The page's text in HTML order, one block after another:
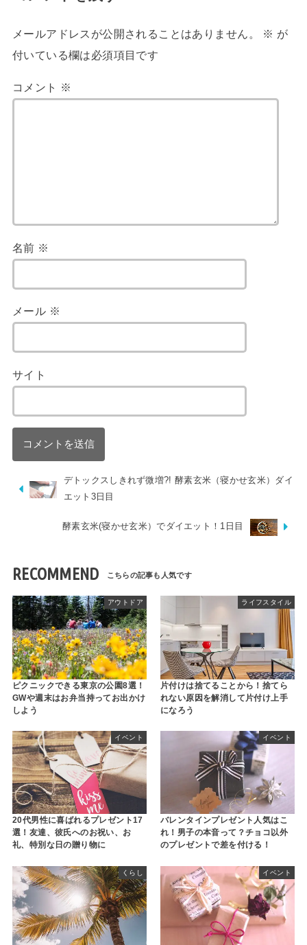
メールアドレスが公開されることはありません。 ※ が
付いている欄は必須項目です
コメント ※
名前 ※
メール ※
サイト
デトックスしきれず微増?! 酵素玄米（寝かせ玄米）ダイ
エット3日目
酵素玄米(寝かせ玄米）でダイエット！1日目
RECOMMEND
アウトドア
ピクニックできる東京の公園8選！
GWや週末はお弁当持ってお出かけ
しよう
ライフスタイル
片付けは捨てることから！捨てら
れない原因を解消して片付け上手
になろう
イベント
20代男性に喜ばれるプレゼント17
選！友達、彼氏へのお祝い、お
礼、特別な日の贈り物に
イベント
バレンタインプレゼント人気はこ
れ！男子の本音って？チョコ以外
のプレゼントで差を付ける！
くらし イベント